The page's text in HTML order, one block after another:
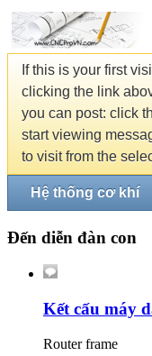
If this is your first
clicking the link
you can post: click
start viewing
to visit from the
Hệ thống cơ khí
Đến diễn đàn con
Kết cấu máy
Router frame